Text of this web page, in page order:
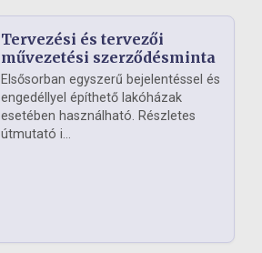
Tervezési és tervezői
művezetési szerződésminta
Elsősorban egyszerű bejelentéssel és
engedéllyel építhető lakóházak
esetében használható. Részletes
útmutató i...